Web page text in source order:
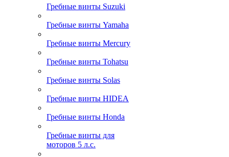
Гребные винты Suzuki
Гребные винты Yamaha
Гребные винты Mercury
Гребные винты Tohatsu
Гребные винты Solas
Гребные винты HIDEA
Гребные винты Honda
Гребные винты для
моторов 5 л.с.